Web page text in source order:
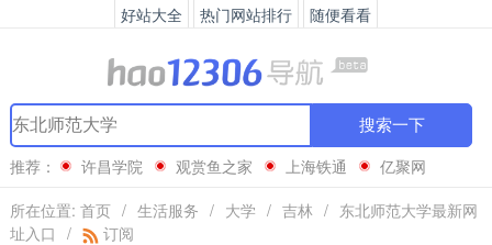
好站大全 热门网站排行 随便看看
搜索一下
推荐： 许昌学院 观赏鱼之家 上海铁通
亿聚网
所在位置: 首页 / 生活服务 / 大学 / 吉林 / 东北师范大学最新网
址入口 / 订阅